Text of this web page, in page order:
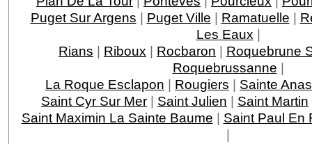
Puget Sur Argens | Puget Ville | Ramatuelle |
Les Eaux |
Rians | Riboux | Rocbaron | Roquebrune
Roquebrussanne |
La Roque Esclapon | Rougiers | Sainte
Saint Cyr Sur Mer | Saint Julien | Saint Martin
Saint Maximin La Sainte Baume | Saint Paul En
|